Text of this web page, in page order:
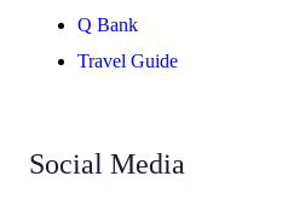
Q Bank
Travel Guide
Social Media